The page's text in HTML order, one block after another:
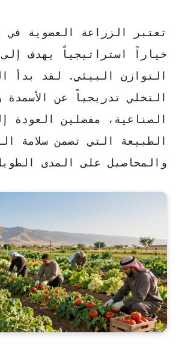
تعتبر
الزراعة العضوية في
خياراً استراتيجياً يهدف
التوازن البيئي. لقد بدأ
التخلي تدريجياً عن الأسمدة
الصناعية، مفضلين العودة
الطبيعة التي تضمن سلامة
والمحاصيل على المدى